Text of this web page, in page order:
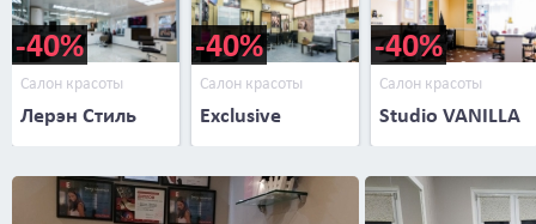
-40%
Салон красоты
Лерэн Стиль
-40%
Салон красоты
Exclusive
-40%
Салон красоты
Studio VANILLA